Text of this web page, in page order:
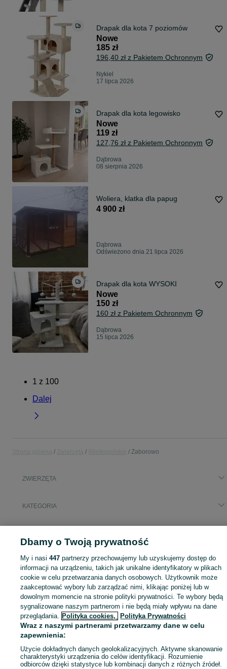
Drapak dla kota 7 poziomów
Nowe
185 zł
196,40 zł z Pakietem Ochronnym
Nykiel
17 lipca 2026
Drapak dla kota legowisko
Nowe
119 zł
127,76 zł z Pakietem Ochronnym
Dąbrowa
08 sierpnia 2026
Woliera, klatka dla papug
4 900 zł
Dąbrowa
Odświeżono dnia 21 lipca 2026
Drapak dla kota WYSOKI
Nowe
150 zł
160 zł z Pakietem Ochronnym
Dąbrowa
15 lipca 2026
1 z 100
Dalej
Zaborowo
ZWIERZĘTA
KATEGORIA
Mapa kategorii
Mapa miejscowości
Mapa ministron
Popularne wyszukiwania
Dbamy o Twoją prywatność
My i nasi447 partnerzy przechowujemy lub uzyskujemy dostęp do
informacji na urządzeniu, takich jak unikalne identyfikatory w plikach
cookie w celu przetwarzania danych osobowych. Użytkownik może
zaakceptować wybory lub zarządzać nimi, klikając poniżej lub w
dowolnym momencie na stronie polityki prywatności. Te wybory będą
sygnalizowane naszym partnerom i nie będą miały wpływu na dane
przeglądania. Polityka cookies, Polityka Prywatności
Wraz z naszymi partnerami przetwarzamy dane w celu
zapewnienia:
Użycie dokładnych danych geolokalizacyjnych. Aktywne skanowanie
charakterystyki urządzenia do celów identyfikacji. Rozumienie
odbiorców dzięki statystyce lub kombinacji danych z różnych źródeł.